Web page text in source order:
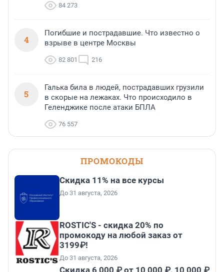
84 273
4
Погибшие и пострадавшие. Что известно о
взрыве в центре Москвы
82 801 216
5
Галька била в людей, пострадавших грузили
в скорые на лежаках. Что происходило в
Геленджике после атаки БПЛА
76 557
ПРОМОКОДЫ
Скидка 11% на все курсы
До 31 августа, 2026
ROSTIC'S - скидка 20% по
промокоду на любой заказ от
3199₽!
До 31 августа, 2026
Скидка 6 000 ₽ от 10 000 ₽, 10 000 ₽